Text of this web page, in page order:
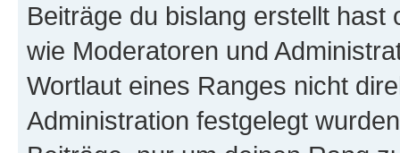
Beiträge du bislang erstellt
wie Moderatoren und
Wortlaut eines Ranges nicht
Administration festgelegt